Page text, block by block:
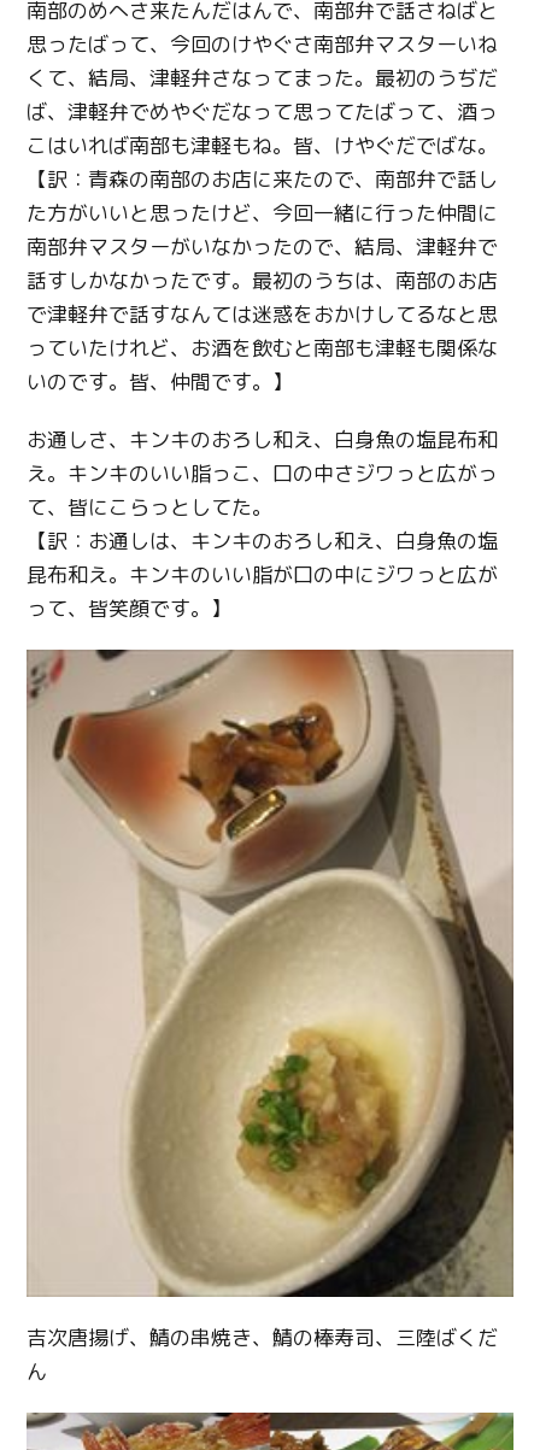
南部のめへさ来たんだはんで、南部弁で話さねばと
思ったばって、今回のけやぐさ南部弁マスターいね
くて、結局、津軽弁さなってまった。最初のうぢだ
ば、津軽弁でめやぐだなって思ってたばって、酒っ
こはいれば南部も津軽もね。皆、けやぐだでばな。
【訳：青森の南部のお店に来たので、南部弁で話し
た方がいいと思ったけど、今回一緒に行った仲間に
南部弁マスターがいなかったので、結局、津軽弁で
話すしかなかったです。最初のうちは、南部のお店
で津軽弁で話すなんては迷惑をおかけしてるなと思
っていたけれど、お酒を飲むと南部も津軽も関係な
いのです。皆、仲間です。】
お通しさ、キンキのおろし和え、白身魚の塩昆布和
え。キンキのいい脂っこ、口の中さジワっと広がっ
て、皆にこらっとしてた。
【訳：お通しは、キンキのおろし和え、白身魚の塩
昆布和え。キンキのいい脂が口の中にジワっと広が
って、皆笑顔です。】
吉次唐揚げ、鯖の串焼き、鯖の棒寿司、三陸ばくだ
ん